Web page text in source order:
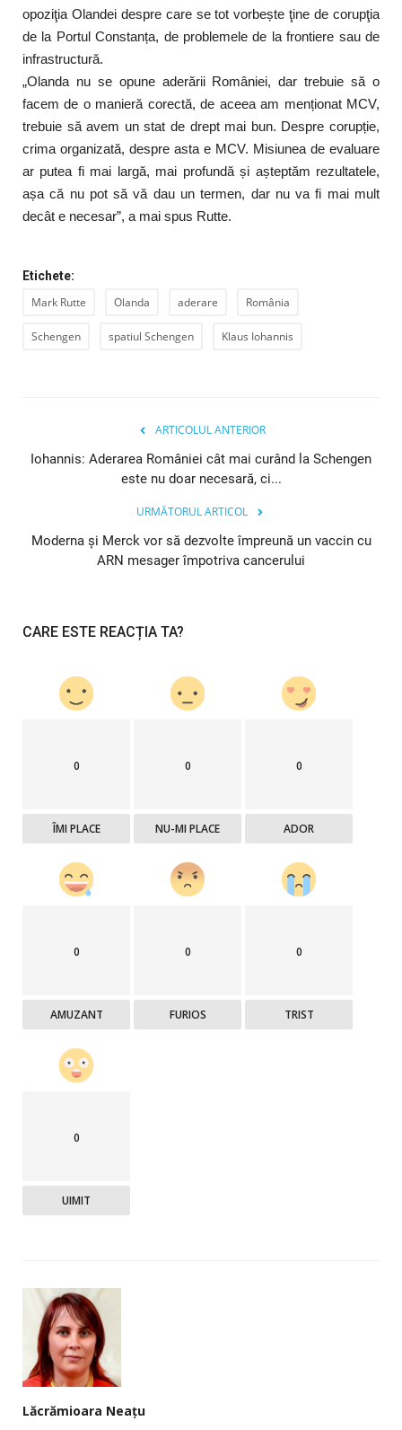
opoziţia Olandei despre care se tot vorbește ţine de corupţia
de la Portul Constanța, de problemele de la frontiere sau de
infrastructură.
„Olanda nu se opune aderării României, dar trebuie să o
facem de o manieră corectă, de aceea am menționat MCV,
trebuie să avem un stat de drept mai bun. Despre corupție,
crima organizată, despre asta e MCV. Misiunea de evaluare
ar putea fi mai largă, mai profundă și așteptăm rezultatele,
așa că nu pot să vă dau un termen, dar nu va fi mai mult
decât e necesar”, a mai spus Rutte.
Etichete:
Mark Rutte Olanda aderare România
Schengen spatiul Schengen Klaus Iohannis
ARTICOLUL ANTERIOR
Iohannis: Aderarea României cât mai curând la Schengen
este nu doar necesară, ci...
URMĂTORUL ARTICOL
Moderna şi Merck vor să dezvolte împreună un vaccin cu
ARN mesager împotriva cancerului
CARE ESTE REACȚIA TA?
0
ÎMI PLACE
0
NU-MI PLACE
0
ADOR
0
AMUZANT
0
FURIOS
0
TRIST
0
UIMIT
Lăcrămioara Neațu